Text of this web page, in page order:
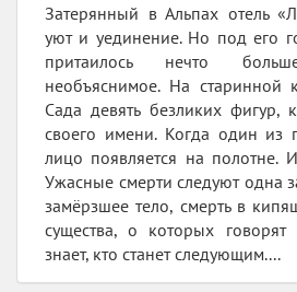
Затерянный в Альпах отель
уют и уединение. Но под его
притаилось нечто
необъяснимое. На старинной
Сада девять безликих фигур,
своего имени. Когда один из
лицо появляется на полотне.
Ужасные смерти следуют одна
замёрзшее тело, смерть в
существа, о которых
знает, кто станет следующим....